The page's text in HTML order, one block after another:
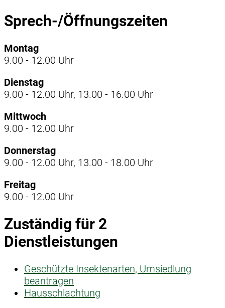
Sprech-/Öffnungszeiten
Montag
9.00 - 12.00 Uhr
Dienstag
9.00 - 12.00 Uhr, 13.00 - 16.00 Uhr
Mittwoch
9.00 - 12.00 Uhr
Donnerstag
9.00 - 12.00 Uhr, 13.00 - 18.00 Uhr
Freitag
9.00 - 12.00 Uhr
Zuständig für 2
Dienstleistungen
Geschützte Insektenarten, Umsiedlung
beantragen
Hausschlachtung